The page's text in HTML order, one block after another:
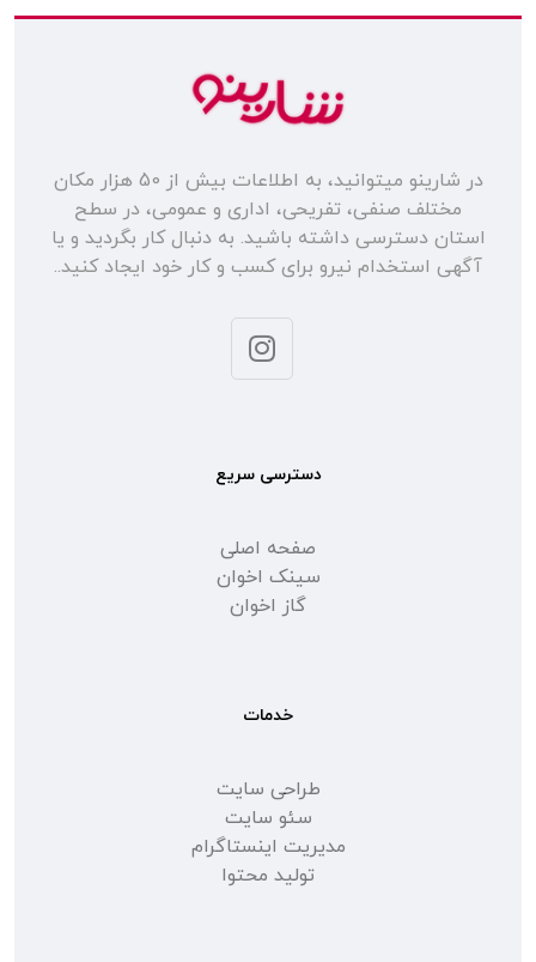
در شارینو میتوانید، به اطلاعات بیش از 50 هزار مکان
مختلف صنفی، تفریحی، اداری و عمومی، در سطح
استان دسترسی داشته باشید. به دنبال کار بگردید و یا
آگهی استخدام نیرو برای کسب و کار خود ایجاد کنید..
دسترسی سریع
صفحه اصلی
سینک اخوان
گاز اخوان
خدمات
طراحی سایت
سئو سایت
مدیریت اینستاگرام
تولید محتوا